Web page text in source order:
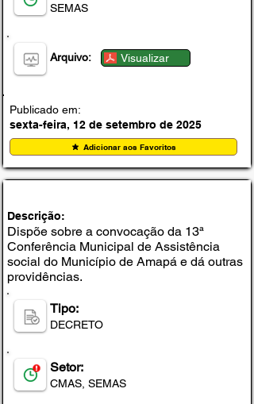
SEMAS
Arquivo: Visualizar
Publicado em:
sexta-feira, 12 de setembro de 2025
Adicionar aos Favoritos
Descrição:
Dispõe sobre a convocação da 13ª
Conferência Municipal de Assistência
social do Município de Amapá e dá outras
providências.
Tipo:
DECRETO
Setor:
CMAS, SEMAS